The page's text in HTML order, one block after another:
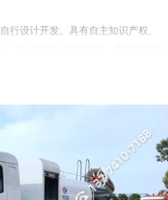
行设计开发、具有自主知识产权、
绿化养护、园林喷药、杀菌消毒的
多功能抑尘车、洒水车式抑尘车、铁
功能抑尘车采用国内知名品牌二类专
安全可靠，喷雾射程远，用水量小、
要结构是在行走底盘机构上加装大容
机组系统、低压冲洗洒水系统、绿化
辆前端）、液压系统、电控系统、专
国内处于**水平。